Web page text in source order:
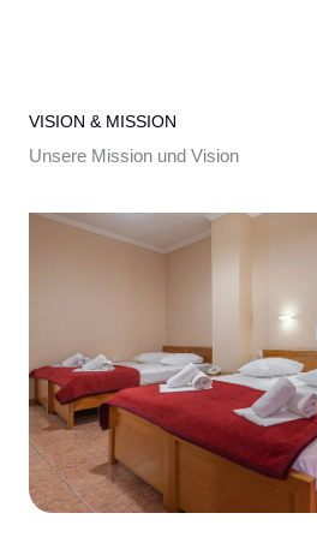
VISION & MISSION
Unsere Mission und Vision